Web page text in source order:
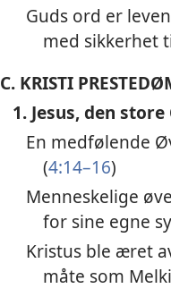
Guds ord er
med sikkerhet
C. KRISTI
1. Jesus, den
En medfølende
(4:14–16)
Menneskelige
for sine egne
Kristus ble æret
måte som